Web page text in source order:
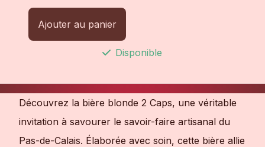
Ajouter au panier
Disponible
Découvrez la bière blonde 2 Caps, une véritable
invitation à savourer le savoir-faire artisanal du
Pas-de-Calais. Élaborée avec soin, cette bière allie